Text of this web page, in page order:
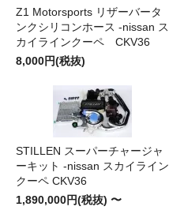
Z1 Motorsports リザーバータ
ンクシリコンホース -nissan ス
カイラインクーペ CKV36
8,000円(税抜)
STILLEN スーパーチャージャ
ーキット -nissan スカイライン
クーペ CKV36
1,890,000円(税抜) 〜